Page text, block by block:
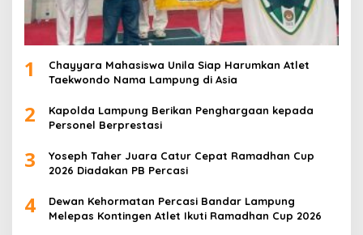
1
Chayyara Mahasiswa Unila Siap Harumkan Atlet
Taekwondo Nama Lampung di Asia
2
Kapolda Lampung Berikan Penghargaan kepada
Personel Berprestasi
3
Yoseph Taher Juara Catur Cepat Ramadhan Cup
2026 Diadakan PB Percasi
4
Dewan Kehormatan Percasi Bandar Lampung
Melepas Kontingen Atlet Ikuti Ramadhan Cup 2026